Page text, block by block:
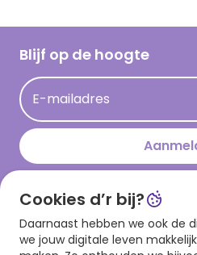
Hallmark Kaartclub
Acties
Persberichten
Hallmark en Kinderpostzegels
Cadeau inspiratie
Kaartinspiratie
Blijf op de hoogte
E-mailadres
Download onze app
Cookies d’r bij?
Daarnaast hebben we ook de
we jouw digitale leven